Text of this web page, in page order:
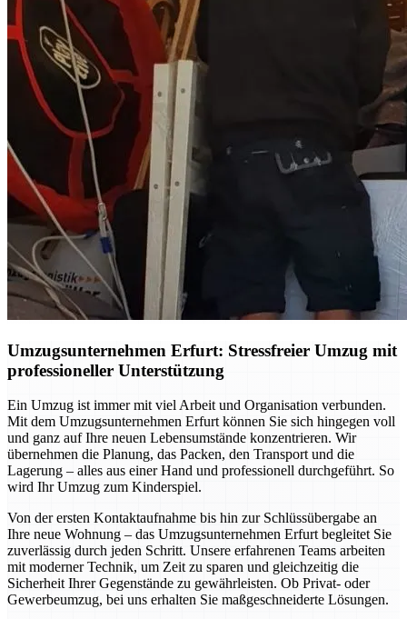
Umzugsunternehmen Erfurt: Stressfreier Umzug mit
professioneller Unterstützung
Ein Umzug ist immer mit viel Arbeit und Organisation verbunden.
Mit dem Umzugsunternehmen Erfurt können Sie sich hingegen voll
und ganz auf Ihre neuen Lebensumstände konzentrieren. Wir
übernehmen die Planung, das Packen, den Transport und die
Lagerung – alles aus einer Hand und professionell durchgeführt. So
wird Ihr Umzug zum Kinderspiel.
Von der ersten Kontaktaufnahme bis hin zur Schlüssübergabe an
Ihre neue Wohnung – das Umzugsunternehmen Erfurt begleitet Sie
zuverlässig durch jeden Schritt. Unsere erfahrenen Teams arbeiten
mit moderner Technik, um Zeit zu sparen und gleichzeitig die
Sicherheit Ihrer Gegenstände zu gewährleisten. Ob Privat- oder
Gewerbeumzug, bei uns erhalten Sie maßgeschneiderte Lösungen.